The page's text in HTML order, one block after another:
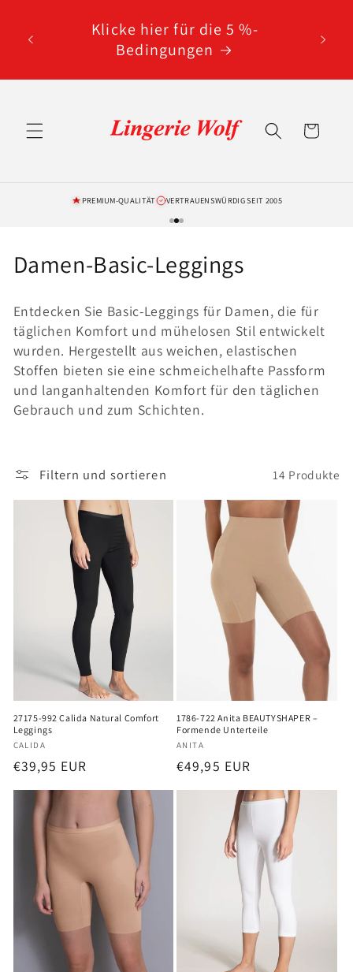
Inhalt
5 % Rabatt mit dem Rabattcode
WOLF5 auf alle nicht reduzierten
Artikel
Warenkorb
PREMIUM-QUALITÄT VERTRAUENSWÜRDIG SEIT 2005
K
t
e
g
o
i
e
Damen-Basic-Leggings
Entdecken Sie Basic-Leggings für Damen, die für
täglichen Komfort und mühelosen Stil entwickelt
wurden. Hergestellt aus weichen, elastischen
Stoffen bieten sie eine schmeichelhafte Passform
und langanhaltenden Komfort für den täglichen
Gebrauch und zum Schichten.
Filtern und sortieren 14 Produkte
27175-992 Calida Natural Comfort
Leggings
Anbieter:
CALIDA
Normaler
Preis
€39,95 EUR
1786-722 Anita BEAUTYSHAPER –
Formende Unterteile
Anbieter:
ANITA
Normaler
Preis
€49,95 EUR